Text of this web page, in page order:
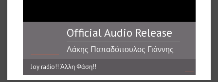
Official Audio Release
Λάκης Παπαδόπουλος Γιάννης
Joy radio!! Άλλη Φάση!!